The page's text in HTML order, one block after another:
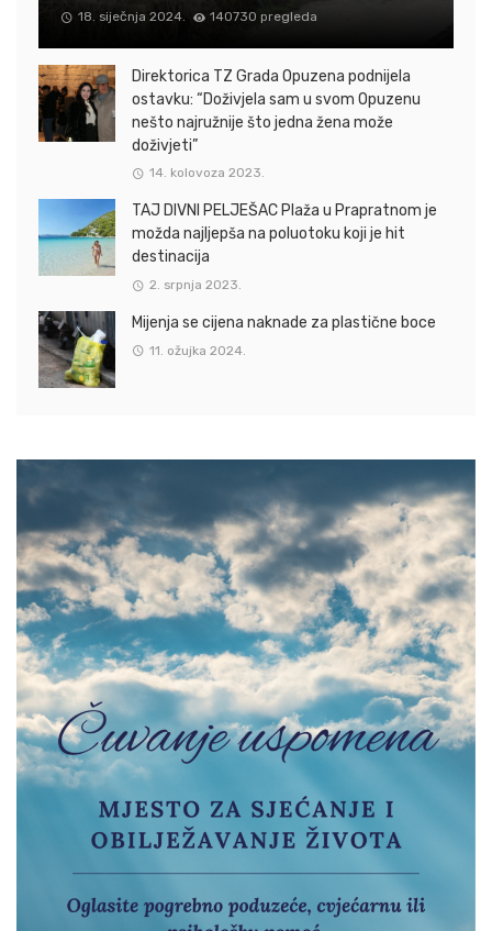
18. siječnja 2024. 140730 pregleda
Direktorica TZ Grada Opuzena podnijela
ostavku: “Doživjela sam u svom Opuzenu
nešto najružnije što jedna žena može
doživjeti”
14. kolovoza 2023.
TAJ DIVNI PELJEŠAC Plaža u Prapratnom je
možda najljepša na poluotoku koji je hit
destinacija
2. srpnja 2023.
Mijenja se cijena naknade za plastične boce
11. ožujka 2024.